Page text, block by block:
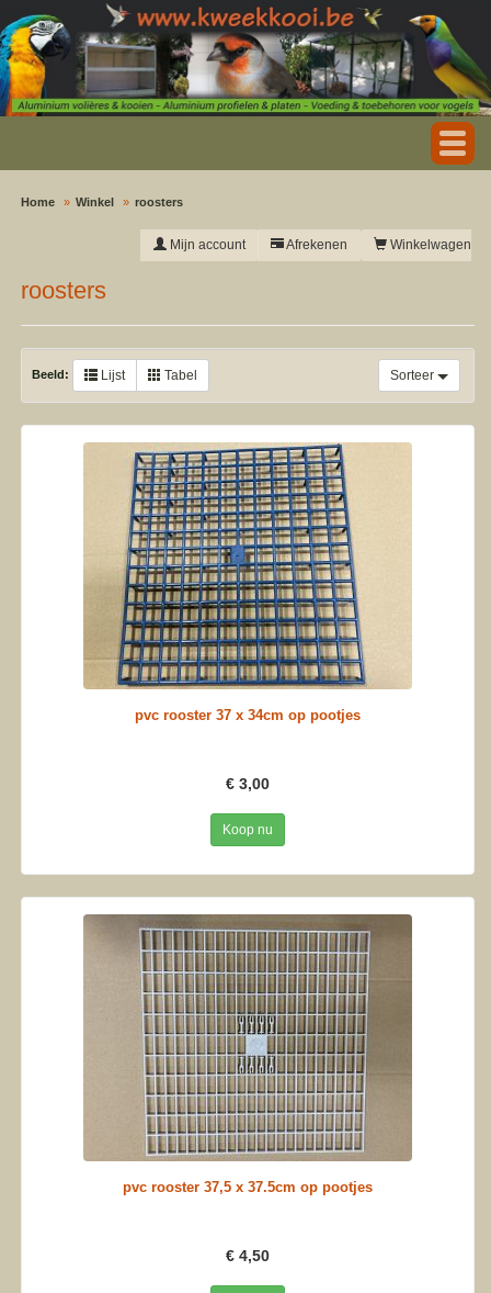
Home Winkel roosters
Winkelwagen
Afrekenen
Mijn account
roosters
Sorteer
Beeld: Lijst Tabel
pvc rooster 37 x 34cm op pootjes
€ 3,00
Koop nu
pvc rooster 37,5 x 37.5cm op pootjes
€ 4,50